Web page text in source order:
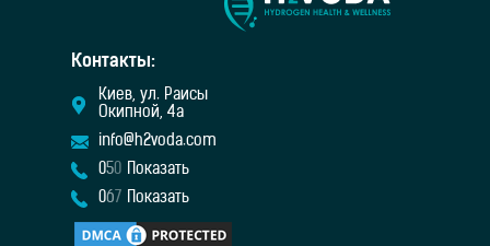
Контакты:
Киев, ул. Раисы
Окипной, 4а
info@h2voda.com
050
Показать
067 Показать